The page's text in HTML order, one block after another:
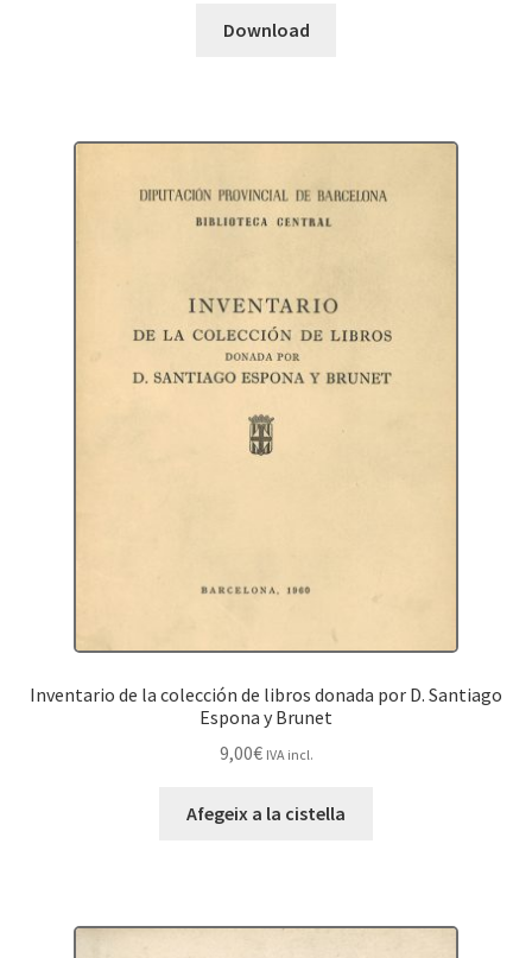
Download
Inventario de la colección de libros donada por D. Santiago
Espona y Brunet
9,00€ IVA incl.
Afegeix a la cistella